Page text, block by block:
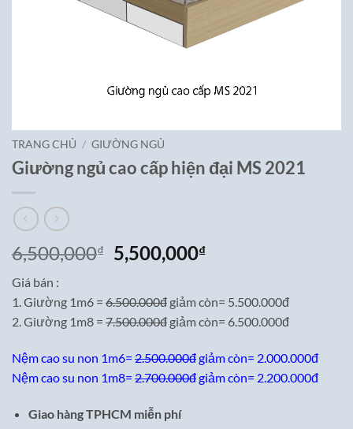
TRANG CHỦ / GIƯỜNG NGỦ
Giường ngủ cao cấp hiện đại MS 2021
6,500,000₫
Giá
gốc
6,500,000₫.
5,500,000₫Giá
là:
5,500,000₫.
Giá bán :
1. Giường 1m6 = 6.500.000đ giảm còn= 5.500.000đ
2. Giường 1m8 = 7.500.000đ giảm còn= 6.500.000đ
Nệm cao su non 1m6= 2.500.000đgiảm còn= 2.000.000đ
Nệm cao su non 1m8= 2.700.000đgiảm còn= 2.200.000đ
Giao hàng TPHCM miễn phí